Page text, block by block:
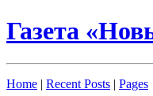
Газета
Home | Recent Posts | Pages